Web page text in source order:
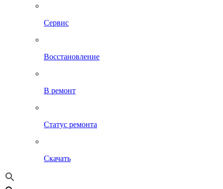
Сервис
Восстановление
В ремонт
Статус ремонта
Скачать